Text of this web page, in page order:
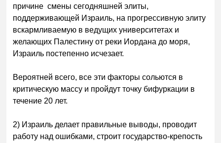
причине смены сегодняшней элиты,
поддерживающей Израиль, на прогрессивную элиту
вскармливаемую в ведущих университетах и
желающих Палестину от реки Иордана до моря,
Израиль постепенно исчезает.
Вероятней всего, все эти факторы сольются в
критическую массу и пройдут точку бифуркации в
течение 20 лет.
2) Израиль делает правильные выводы, проводит
работу над ошибками, строит государство-крепость